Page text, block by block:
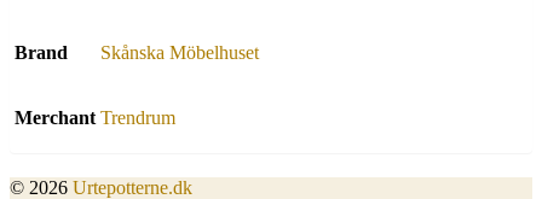
Brand Skånska Möbelhuset
Merchant Trendrum
© 2026 Urtepotterne.dk